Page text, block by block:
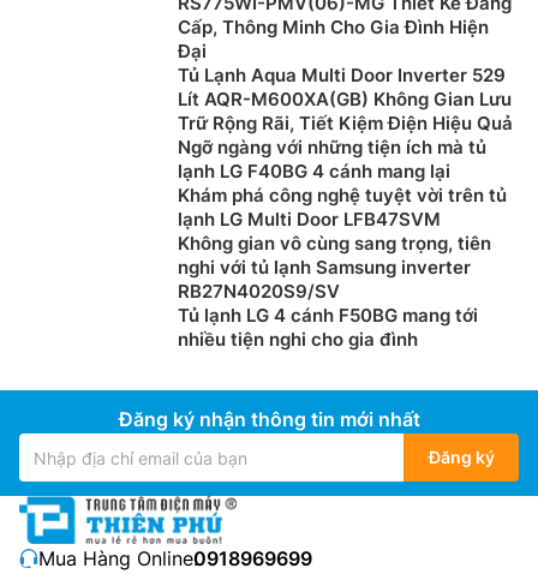
Cấp, Thông Minh Cho Gia Đình Hiện
Đại
Tủ Lạnh Aqua Multi Door Inverter 529
Lít AQR-M600XA(GB) Không Gian Lưu
Trữ Rộng Rãi, Tiết Kiệm Điện Hiệu Quả
Ngỡ ngàng với những tiện ích mà tủ
lạnh LG F40BG 4 cánh mang lại
Khám phá công nghệ tuyệt vời trên tủ
lạnh LG Multi Door LFB47SVM
Không gian vô cùng sang trọng, tiên
nghi với tủ lạnh Samsung inverter
RB27N4020S9/SV
Tủ lạnh LG 4 cánh F50BG mang tới
nhiều tiện nghi cho gia đình
Đăng ký nhận thông tin mới nhất
Đăng ký
Mua Hàng Online:0918969699